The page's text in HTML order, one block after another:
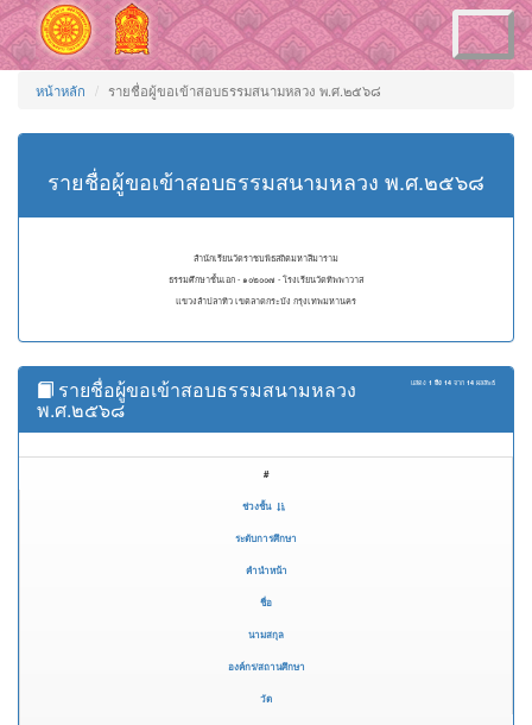
Toggle
navigation
หน้าหลัก รายชื่อผู้ขอเข้าสอบธรรมสนามหลวง พ.ศ.๒๕๖๘
รายชื่อผู้ขอเข้าสอบธรรมสนามหลวง พ.ศ.๒๕๖๘
สำนักเรียนวัดราชบพิธสถิตมหาสีมาราม
ธรรมศึกษาชั้นเอก - ๑๐๒๐๐๗ - โรงเรียนวัดทิพพาวาส
แขวงลำปลาทิว เขตลาดกระบัง กรุงเทพมหานคร
แสดง 1 ถึง 14 จาก 14 ผลลัพธ์
รายชื่อผู้ขอเข้าสอบธรรมสนามหลวง
พ.ศ.๒๕๖๘
#
ช่วงชั้น
ระดับการศึกษา
คำนำหน้า
ชื่อ
นามสกุล
องค์กร/สถานศึกษา
วัด